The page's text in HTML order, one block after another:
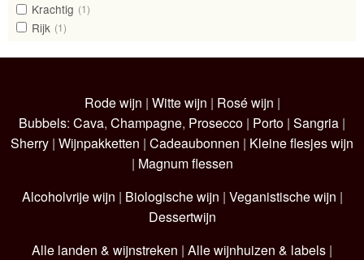
Krachtig (1)
Rijk (1)
Rode wijn | Witte wijn | Rosé wijn |
Bubbels: Cava, Champagne, Prosecco | Porto | Sangria |
Sherry | Wijnpakketten | Cadeaubonnen | Kleine flesjes wijn
| Magnum flessen
Alcoholvrije wijn | Biologische wijn | Veganistische wijn |
Dessertwijn
Alle landen & wijnstreken | Alle wijnhuizen & labels |